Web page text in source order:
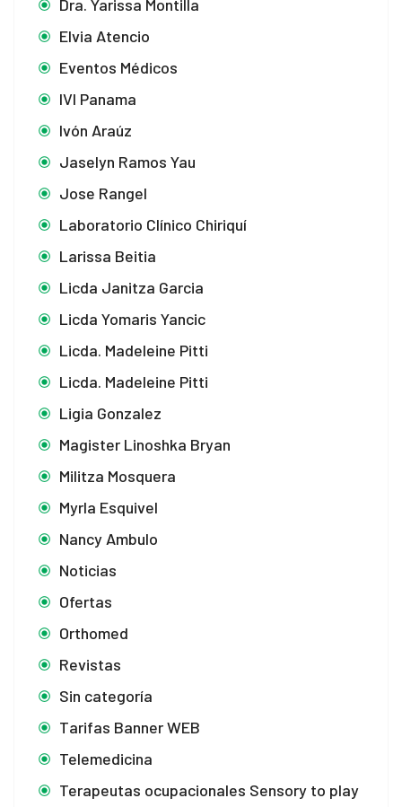
Dra. Yarissa Montilla
Elvia Atencio
Eventos Médicos
IVI Panama
Ivón Araúz
Jaselyn Ramos Yau
Jose Rangel
Laboratorio Clínico Chiriquí
Larissa Beitia
Licda Janitza Garcia
Licda Yomaris Yancic
Licda. Madeleine Pitti
Licda. Madeleine Pitti
Ligia Gonzalez
Magister Linoshka Bryan
Militza Mosquera
Myrla Esquivel
Nancy Ambulo
Noticias
Ofertas
Orthomed
Revistas
Sin categoría
Tarifas Banner WEB
Telemedicina
Terapeutas ocupacionales Sensory to play